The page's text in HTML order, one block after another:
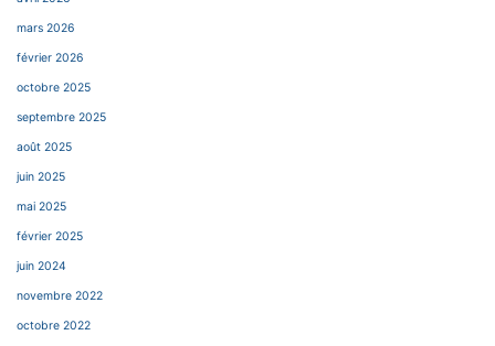
mars 2026
février 2026
octobre 2025
septembre 2025
août 2025
juin 2025
mai 2025
février 2025
juin 2024
novembre 2022
octobre 2022